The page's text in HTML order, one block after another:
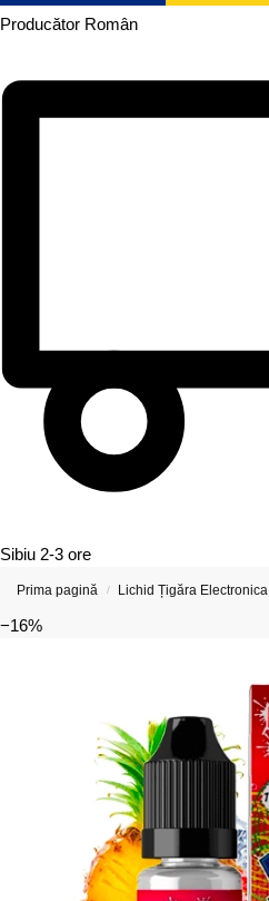
Producător Român
Sibiu 2-3 ore
Prima pagină / Lichid Țigăra Electronica
−16%